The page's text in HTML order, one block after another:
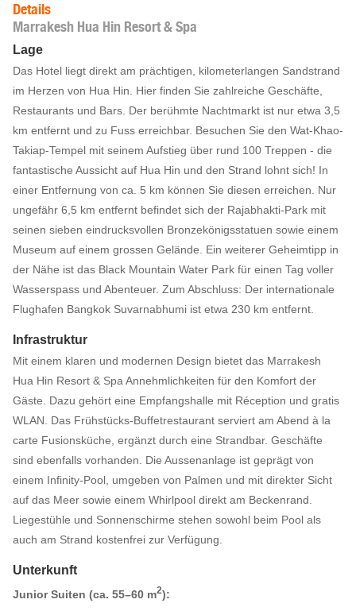
Details
Marrakesh Hua Hin Resort & Spa
Lage
Das Hotel liegt direkt am prächtigen, kilometerlangen Sandstrand
im Herzen von Hua Hin. Hier finden Sie zahlreiche Geschäfte,
Restaurants und Bars. Der berühmte Nachtmarkt ist nur etwa 3,5
km entfernt und zu Fuss erreichbar. Besuchen Sie den Wat-Khao-
Takiap-Tempel mit seinem Aufstieg über rund 100 Treppen - die
fantastische Aussicht auf Hua Hin und den Strand lohnt sich! In
einer Entfernung von ca. 5 km können Sie diesen erreichen. Nur
ungefähr 6,5 km entfernt befindet sich der Rajabhakti-Park mit
seinen sieben eindrucksvollen Bronzekönigsstatuen sowie einem
Museum auf einem grossen Gelände. Ein weiterer Geheimtipp in
der Nähe ist das Black Mountain Water Park für einen Tag voller
Wasserspass und Abenteuer. Zum Abschluss: Der internationale
Flughafen Bangkok Suvarnabhumi ist etwa 230 km entfernt.
Infrastruktur
Mit einem klaren und modernen Design bietet das Marrakesh
Hua Hin Resort & Spa Annehmlichkeiten für den Komfort der
Gäste. Dazu gehört eine Empfangshalle mit Réception und gratis
WLAN. Das Frühstücks-Buffetrestaurant serviert am Abend à la
carte Fusionsküche, ergänzt durch eine Strandbar. Geschäfte
sind ebenfalls vorhanden. Die Aussenanlage ist geprägt von
einem Infinity-Pool, umgeben von Palmen und mit direkter Sicht
auf das Meer sowie einem Whirlpool direkt am Beckenrand.
Liegestühle und Sonnenschirme stehen sowohl beim Pool als
auch am Strand kostenfrei zur Verfügung.
Unterkunft
Junior Suiten (ca. 55–60 m2):